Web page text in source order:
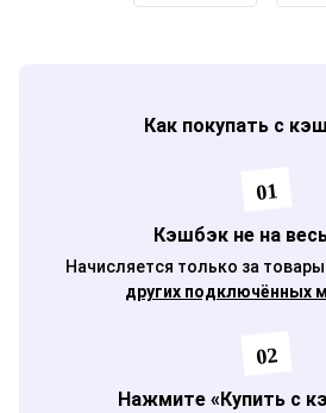
Как покупать с
01
Кэшбэк не на
Начисляется только за
других подключённых
02
Нажмите «Купить с